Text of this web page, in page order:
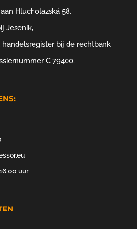
Hlucholazská 58,
Jeseník,
bij de rechtbank
C 79400.
uur